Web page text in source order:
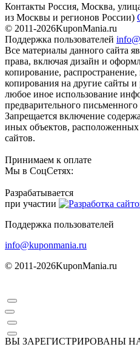
Контакты Россия, Москва,
из Москвы и регионов России)
© 2011-2026KuponMania.ru
Поддержка пользователей
Все материалы данного сайта
права, включая дизайн и
копирование,
копирования на другие сайты
любое иное использование
предварительного письменного
Запрещается включение
иных объектов, расположенных
сайтов.
Принимаем к оплате
Мы в СоцСетях:
Разрабатывается
при участии
Поддержка пользователей
info@kuponmania.ru
© 2011-2026KuponMania.ru
ВЫ ЗАРЕГИСТРИРОВАНЫ